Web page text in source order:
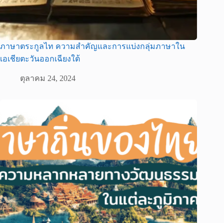
ภาษาตระกูลไท ความสำคัญและการแบ่งกลุ่มภาษาใน
เอเชียตะวันออกเฉียงใต้
ตุลาคม 24, 2024